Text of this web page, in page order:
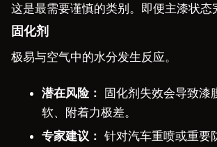
这是最需要谨慎的类别。即便主漆状态
固化剂
极易与空气中的水分发生反应。
潜在风险： 固化剂失效会导致漆
软、附着力极差。
专家建议： 针对汽车重喷或重要